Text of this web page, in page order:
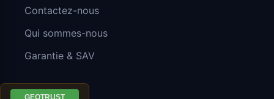
Contactez-nous
Qui sommes-nous
Garantie & SAV